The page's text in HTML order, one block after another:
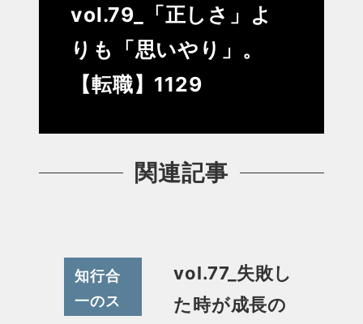
vol.79_「正しさ」よ
りも「思いやり」。
【転職】1129
関連記事
知行合
一のス
vol.77_失敗し
た時が成長の